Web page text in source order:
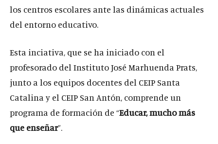
los centros escolares ante las dinámicas actuales
del entorno educativo.
Esta inciativa, que se ha iniciado con el
profesorado del Instituto José Marhuenda Prats,
junto a los equipos docentes del CEIP Santa
Catalina y el CEIP San Antón, comprende un
programa de formación de “Educar, mucho más
que enseñar”.